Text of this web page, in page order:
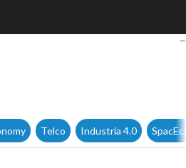
la Corte di Giustizia
Telco Industria 4.0